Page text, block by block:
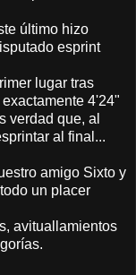
último hizo
esprint
lugar tras
4'24"
verdad que, al
al final...
amigo Sixto y
un placer
avituallamientos